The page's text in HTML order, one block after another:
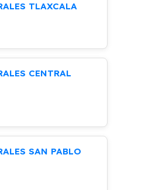
TLAXCALA
CENTRAL
SAN PABLO